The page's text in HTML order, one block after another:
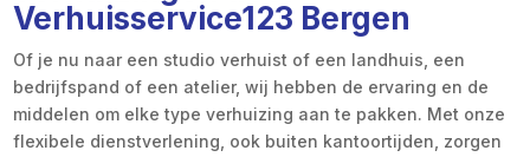
Verhuisservice123 Bergen
Of je nu naar een studio verhuist of een landhuis, een
bedrijfspand of een atelier, wij hebben de ervaring en de
middelen om elke type verhuizing aan te pakken. Met onze
flexibele dienstverlening, ook buiten kantoortijden, zorgen